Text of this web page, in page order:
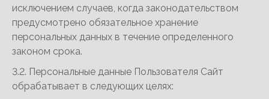
исключением случаев, когда законодательством
предусмотрено обязательное хранение
персональных данных в течение определенного
законом срока.
3.2. Персональные данные Пользователя Сайт
обрабатывает в следующих целях: